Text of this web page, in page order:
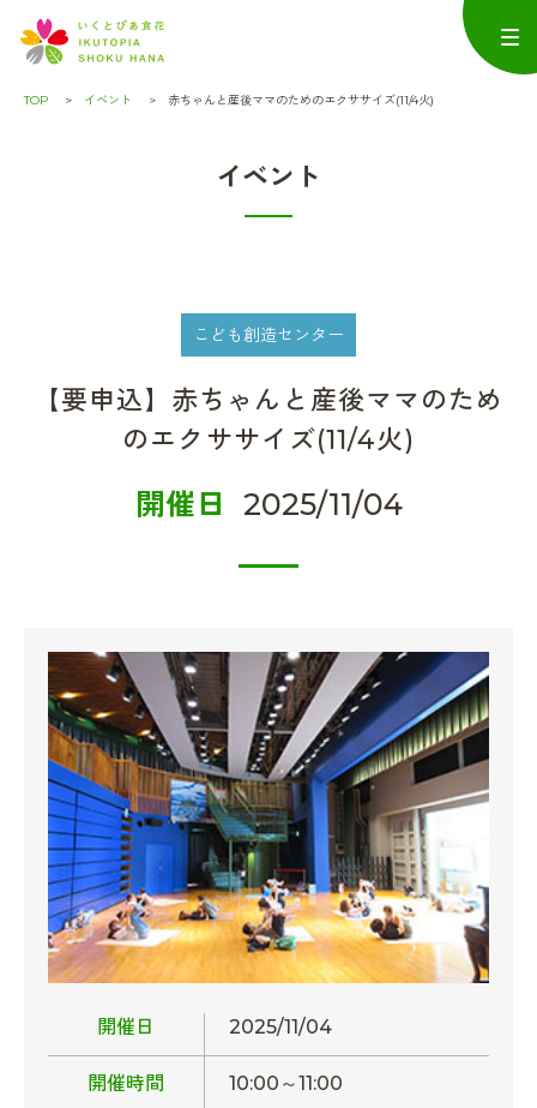
TOP イベント 赤ちゃんと産後ママのためのエクササイズ(11/4火)
イベント
こども創造センター
【要申込】赤ちゃんと産後ママのため
のエクササイズ(11/4火)
開催日 2025/11/04
開催日 2025/11/04
開催時間 10:00～11:00